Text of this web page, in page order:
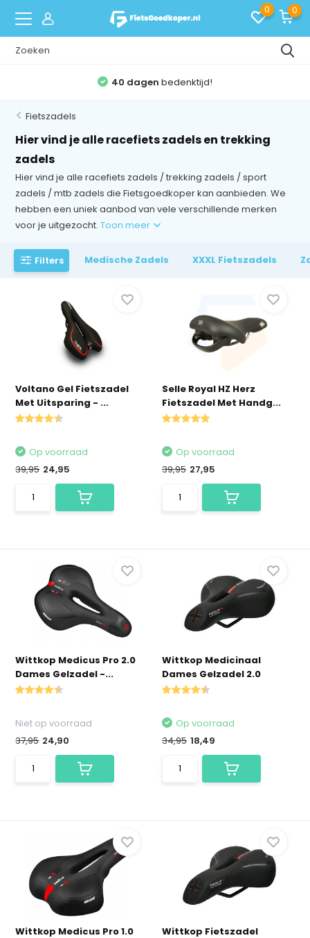
0 0
40 dagen bedenktijd!
Fietszadels
Hier vind je alle racefiets zadels en trekking
zadels
Hier vind je alle racefiets zadels / trekking zadels / sport
zadels / mtb zadels die Fietsgoedkoper kan aanbieden. We
hebben een uniek aanbod van vele verschillende merken
voor je uitgezocht.Toon meer
Filters Medische Zadels XXXL Fietszadels
Voltano Gel Fietszadel
Met Uitsparing - ...
Op voorraad
39,95 24,95
Selle Royal HZ Herz
Fietszadel Met Handg...
Op voorraad
39,95 27,95
Wittkop Medicus Pro 2.0
Dames Gelzadel -...
Niet op voorraad
37,95 24,90
Wittkop Medicinaal
Dames Gelzadel 2.0
Op voorraad
34,95 18,49
Wittkop Medicus Pro 1.0
Wittkop Fietszadel